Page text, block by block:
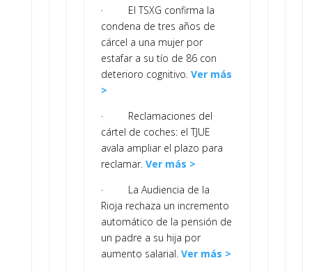
· El TSXG confirma la
condena de tres años de
cárcel a una mujer por
estafar a su tío de 86 con
deterioro cognitivo.Ver más
>
· Reclamaciones del
cártel de coches: el TJUE
avala ampliar el plazo para
reclamar. Ver más >
· La Audiencia de la
Rioja rechaza un incremento
automático de la pensión de
un padre a su hija por
aumento salarial. Ver más >